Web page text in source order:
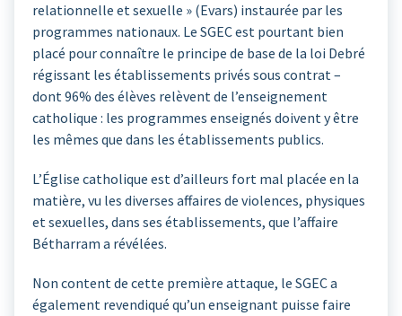
relationnelle et sexuelle » (Evars) instaurée par les
programmes nationaux. Le SGEC est pourtant bien
placé pour connaître le principe de base de la loi Debré
régissant les établissements privés sous contrat –
dont 96% des élèves relèvent de l’enseignement
catholique : les programmes enseignés doivent y être
les mêmes que dans les établissements publics.
L’Église catholique est d’ailleurs fort mal placée en la
matière, vu les diverses affaires de violences, physiques
et sexuelles, dans ses établissements, que l’affaire
Bétharram a révélées.
Non content de cette première attaque, le SGEC a
également revendiqué qu’un enseignant puisse faire